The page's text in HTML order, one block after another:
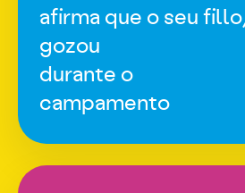
afirma que o seu
gozou
durante o
campamento